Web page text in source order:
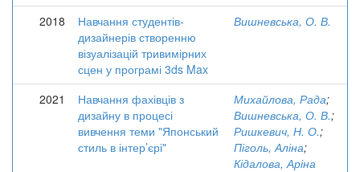
2018
Навчання студентів-
дизайнерів створенню
візуалізацій тривимірних
сцен у програмі 3ds Max
Вишневська, О. В.
2021
Навчання фахівців з
дизайну в процесі
вивчення теми "Японський
стиль в інтер’єрі"
Михайлова, Рада;
Вишневська, О. В.;
Ришкевич, Н. О.;
Піголь, Аліна;
Кідалова, Аріна